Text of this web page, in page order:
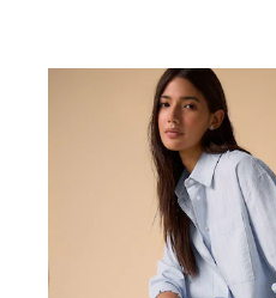
Boys Bags
Lunchbags
Drink Bottles
Stationery
Jumpers
Polo Shirts
T-Shirts
Blouses